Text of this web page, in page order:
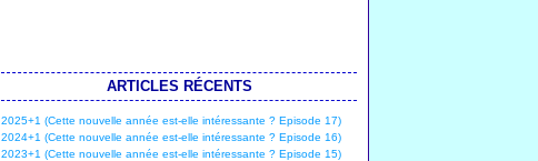
ARTICLES RÉCENTS
2025+1 (Cette nouvelle année est-elle intéressante ? Episode 17)
2024+1 (Cette nouvelle année est-elle intéressante ? Episode 16)
2023+1 (Cette nouvelle année est-elle intéressante ? Episode 15)